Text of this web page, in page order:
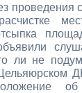
проведения
ли не
об